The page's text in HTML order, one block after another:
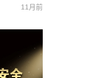
11月前